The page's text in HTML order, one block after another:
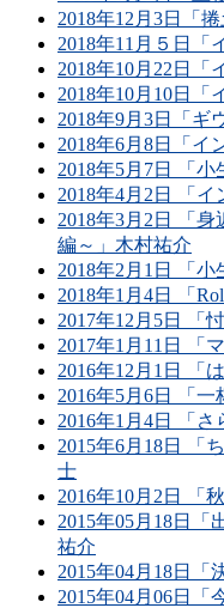
2018年12月3日「
2018年11月５日「
2018年10月22日「
2018年10月10日「
2018年9月3日「
2018年6月8日「イ
2018年5月7日 「
2018年4月2日 「
2018年3月2日 「
編～」木村祐介
2018年2月1日 「
2018年1月4日 「
2017年12月5日 「
2017年1月11日 「
2016年12月1日 「
2016年5月6日 「
2016年1月4日 「
2015年6月18日 「
士
2016年10月2日 「
2015年05月18日「
祐介
2015年04月18日「
2015年04月06日「